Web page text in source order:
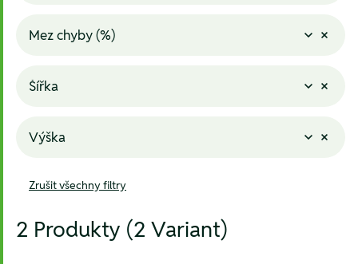
Mez chyby (%)
Šířka
Výška
Zrušit všechny filtry
2 Produkty (2 Variant)